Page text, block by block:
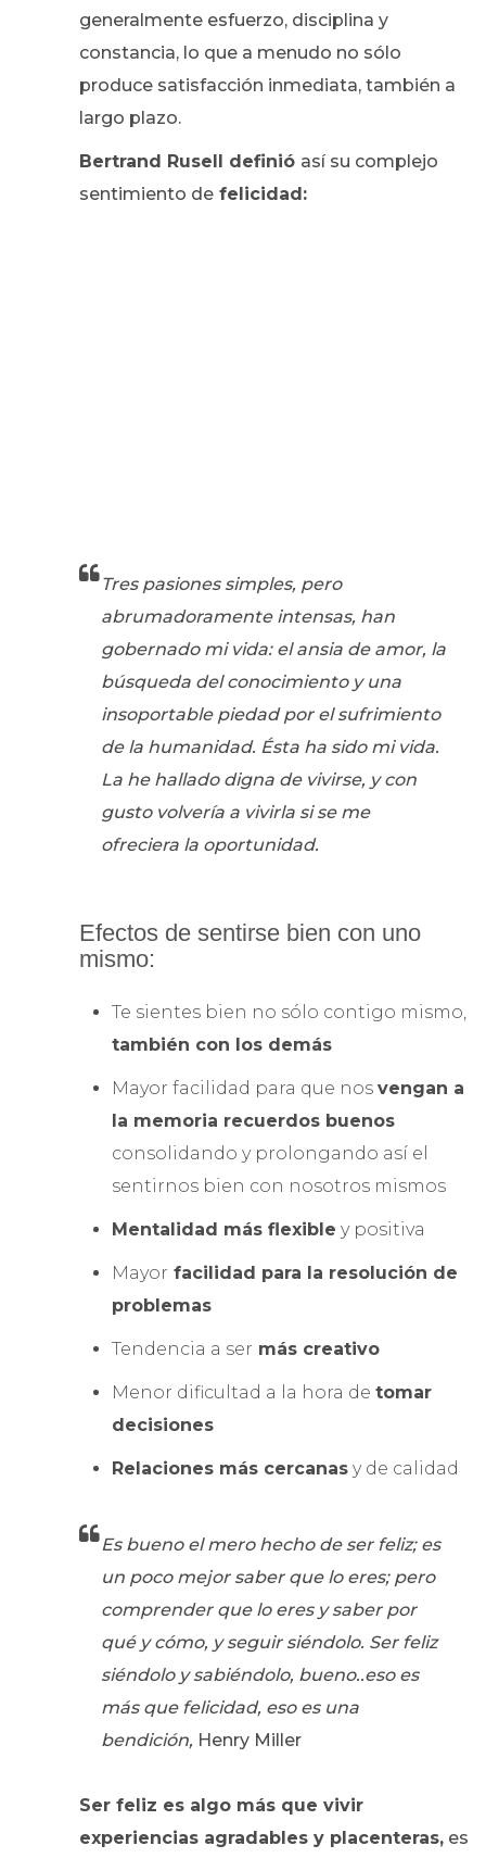
generalmente esfuerzo, disciplina y
constancia, lo que a menudo no sólo
produce satisfacción inmediata, también a
largo plazo.
Bertrand Rusell definió así su complejo
sentimiento de felicidad:
Tres pasiones simples, pero
abrumadoramente intensas, han
gobernado mi vida: el ansia de amor, la
búsqueda del conocimiento y una
insoportable piedad por el sufrimiento
de la humanidad. Ésta ha sido mi vida.
La he hallado digna de vivirse, y con
gusto volvería a vivirla si se me
ofreciera la oportunidad.
Efectos de sentirse bien con uno
mismo:
Te sientes bien no sólo contigo mismo,
también con los demás
Mayor facilidad para que nosvengan a
la memoria recuerdos buenos
consolidando y prolongando así el
sentirnos bien con nosotros mismos
Mentalidad más flexible y positiva
Mayor facilidad para la resolución de
problemas
Tendencia a ser más creativo
Menor dificultad a la hora detomar
decisiones
Relaciones más cercanas y de calidad
Es bueno el mero hecho de ser feliz; es
un poco mejor saber que lo eres; pero
comprender que lo eres y saber por
qué y cómo, y seguir siéndolo. Ser feliz
siéndolo y sabiéndolo, bueno..eso es
más que felicidad, eso es una
bendición, Henry Miller
Ser feliz es algo más que vivir
experiencias agradables y placenteras, es